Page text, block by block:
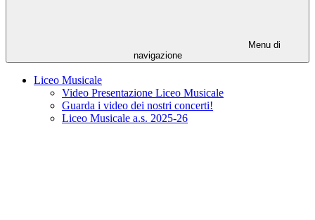
Menu di
navigazione
Liceo Musicale
Video Presentazione Liceo Musicale
Guarda i video dei nostri concerti!
Liceo Musicale a.s. 2025-26